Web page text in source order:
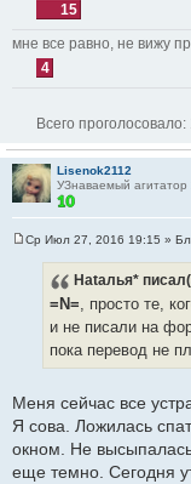
15
мне все равно, не вижу
4
Всего проголосовало:
Lisenok2112
УЗнаваемый агитатор
Ср Июл 27, 2016 19:15 »
Hataлья*
=N=, просто те,
и не писали на
пока перевод не
Меня сейчас все
Я сова. Ложилась
окном. Не
еще темно. Сегодня